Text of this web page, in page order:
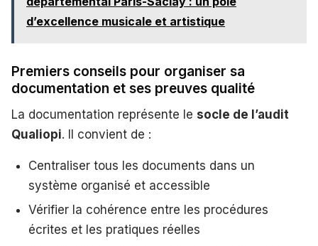
d’excellence musicale et artistique
Premiers conseils pour organiser sa
documentation et ses preuves qualité
La documentation représente le socle de l’audit
Qualiopi. Il convient de :
Centraliser tous les documents dans un
système organisé et accessible
Vérifier la cohérence entre les procédures
écrites et les pratiques réelles